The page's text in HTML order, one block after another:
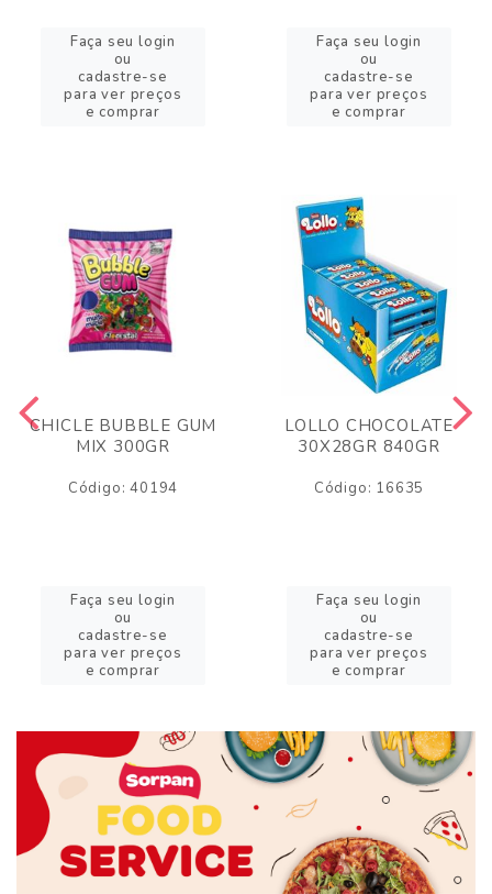
Faça seu login
ou
cadastre-se
para ver preços
e comprar
Faça seu login
ou
cadastre-se
para ver preços
e comprar
CHICLE BUBBLE GUM
MIX 300GR
Código: 40194
Faça seu login
ou
cadastre-se
para ver preços
e comprar
LOLLO CHOCOLATE
30X28GR 840GR
Código: 16635
Faça seu login
ou
cadastre-se
para ver preços
e comprar